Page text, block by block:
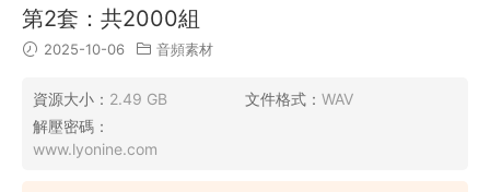
第2套：共2000組
2025-10-06 音頻素材
資源大小： 2.49 GB 文件格式： WAV
解壓密碼：
www.lyonine.com